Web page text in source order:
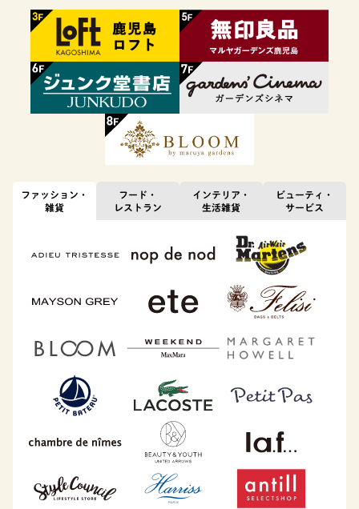
ファッション・
雑貨
フード・
レストラン
インテリア・
生活雑貨
ビューティ・
サービス